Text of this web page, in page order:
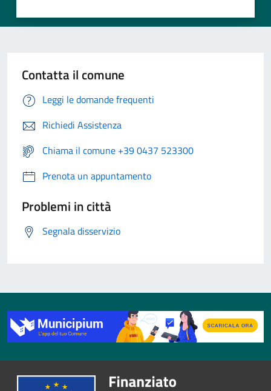
Contatta il comune
Leggi le domande frequenti
Richiedi Assistenza
Chiama il comune +39 0437 523300
Prenota un appuntamento
Problemi in città
Segnala disservizio